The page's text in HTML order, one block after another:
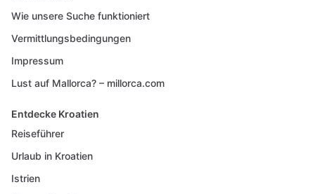
Wie unsere Suche funktioniert
Vermittlungsbedingungen
Impressum
Lust auf Mallorca? – millorca.com
Entdecke Kroatien
Reiseführer
Urlaub in Kroatien
Istrien